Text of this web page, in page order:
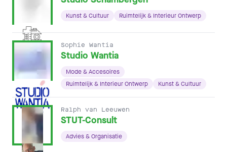
Kunst & Cultuur Ruimtelijk & Interieur Ontwerp
Sophie Wantia
Studio Wantia
Mode & Accesoires
Ruimtelijk & Interieur Ontwerp
Kunst & Cultuur
Ralph van Leeuwen
STUT-Consult
Advies & Organisatie